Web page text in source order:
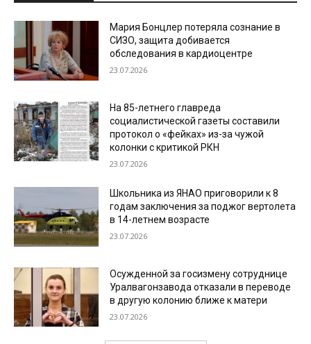
Мария Бонцлер потеряла сознание в
СИЗО, защита добивается
обследования в кардиоцентре
23.07.2026
На 85-летнего главреда
социалистической газеты составили
протокол о «фейках» из-за чужой
колонки с критикой РКН
23.07.2026
Школьника из ЯНАО приговорили к 8
годам заключения за поджог вертолета
в 14-летнем возрасте
23.07.2026
Осужденной за госизмену сотруднице
Уралвагонзавода отказали в переводе
в другую колонию ближе к матери
23.07.2026